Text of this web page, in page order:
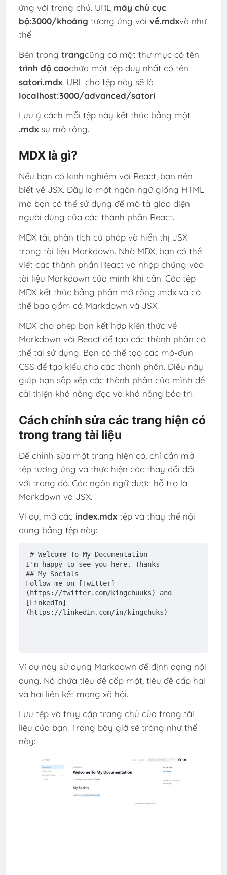
ứng với trang chủ. URL máy chủ cục
bộ:3000/khoảng tương ứng với về.mdxvà như
thế.
Bên trong trangcũng có một thư mục có tên
trình độ caochứa một tệp duy nhất có tên
satori.mdx. URL cho tệp này sẽ là
localhost:3000/advanced/satori.
Lưu ý cách mỗi tệp này kết thúc bằng một
.mdxsự mở rộng.
MDX là gì?
Nếu bạn có kinh nghiệm với React, bạn nên
biết về JSX. Đây là một ngôn ngữ giống HTML
mà bạn có thể sử dụng để mô tả giao diện
người dùng của các thành phần React.
MDX tải, phân tích cú pháp và hiển thị JSX
trong tài liệu Markdown. Nhờ MDX, bạn có thể
viết các thành phần React và nhập chúng vào
tài liệu Markdown của mình khi cần. Các tệp
MDX kết thúc bằng phần mở rộng .mdx và có
thể bao gồm cả Markdown và JSX.
MDX cho phép bạn kết hợp kiến ​​thức về
Markdown với React để tạo các thành phần có
thể tái sử dụng. Bạn có thể tạo các mô-đun
CSS để tạo kiểu cho các thành phần. Điều này
giúp bạn sắp xếp các thành phần của mình để
cải thiện khả năng đọc và khả năng bảo trì.
Cách chỉnh sửa các trang hiện có
trong trang tài liệu
Để chỉnh sửa một trang hiện có, chỉ cần mở
tệp tương ứng và thực hiện các thay đổi đối
với trang đó. Các ngôn ngữ được hỗ trợ là
Markdown và JSX.
Ví dụ, mở các index.mdxtệp và thay thế nội
dung bằng tệp này:
# Welcome To My Documentation
I'm happy to see you here. Thanks
## My Socials
Follow me on [Twitter]
( https://twitter.com/kingchuuks) and
[LinkedIn]
( https://linkedin.com/in/kingchuks)
Ví dụ này sử dụng Markdown để định dạng nội
dung. Nó chứa tiêu đề cấp một, tiêu đề cấp hai
và hai liên kết mạng xã hội.
Lưu tệp và truy cập trang chủ của trang tài
liệu của bạn. Trang bây giờ sẽ trông như thế
này: